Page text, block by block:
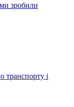
зробили
транспорту і